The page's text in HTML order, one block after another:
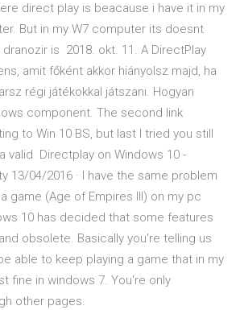
direct play is beacause i have it in my
But in my W7 computer its doesnt
is 2018. okt. 11. A DirectPlay
amit főként akkor hiányolsz majd, ha
régi játékokkal játszani. Hogyan
component. The second link
to Win 10 BS, but last I tried you still
valid Directplay on Windows 10 -
13/04/2016 · I have the same problem
game (Age of Empires III) on my pc
10 has decided that some features
obsolete. Basically you're telling us
able to keep playing a game that in my
fine in windows 7. You're only
other pages.